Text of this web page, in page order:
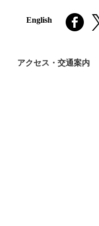
English
アクセス・交通案内